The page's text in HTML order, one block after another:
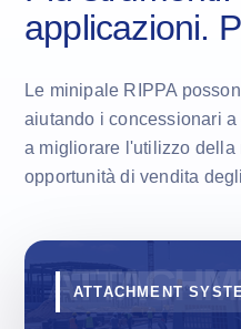
applicazioni.
Le minipale RIPPA
aiutando i concessionari
a migliorare l'utilizzo della
opportunità di vendita
ATTACHMENT